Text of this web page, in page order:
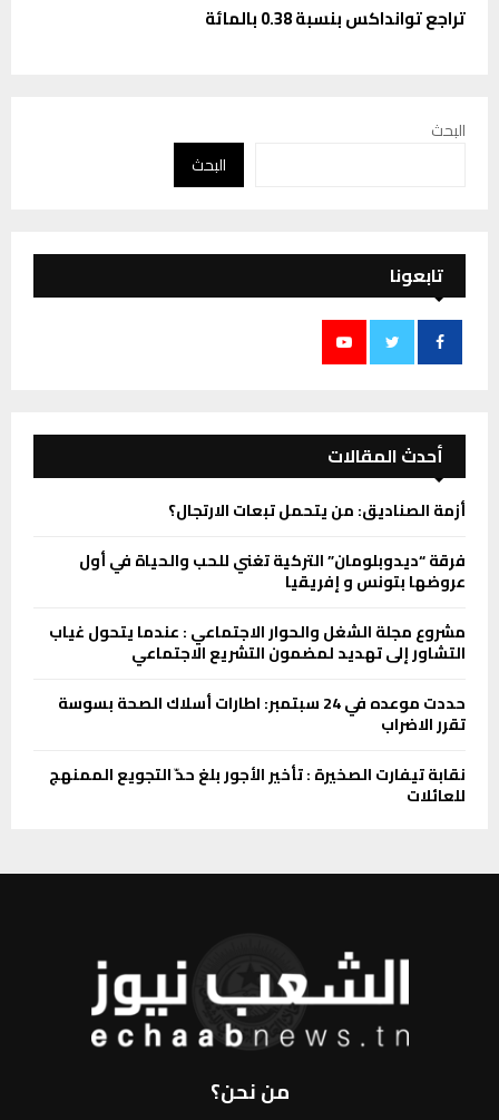
تراجع توانداكس بنسبة 0.38 بالمائة
البحث
البحث
تابعونا
أحدث المقالات
أزمة الصناديق: من يتحمل تبعات الارتجال؟
فرقة “ديدوبلومان” التركية تغني للحب والحياة في أول
عروضها بتونس و إفريقيا
مشروع مجلة الشغل والحوار الاجتماعي : عندما يتحول غياب
التشاور إلى تهديد لمضمون التشريع الاجتماعي
حددت موعده في 24 سبتمبر: اطارات أسلاك الصحة بسوسة
تقرر الاضراب
نقابة تيفارت الصخيرة : تأخير الأجور بلغ حدّ التجويع الممنهج
للعائلات
من نحن؟